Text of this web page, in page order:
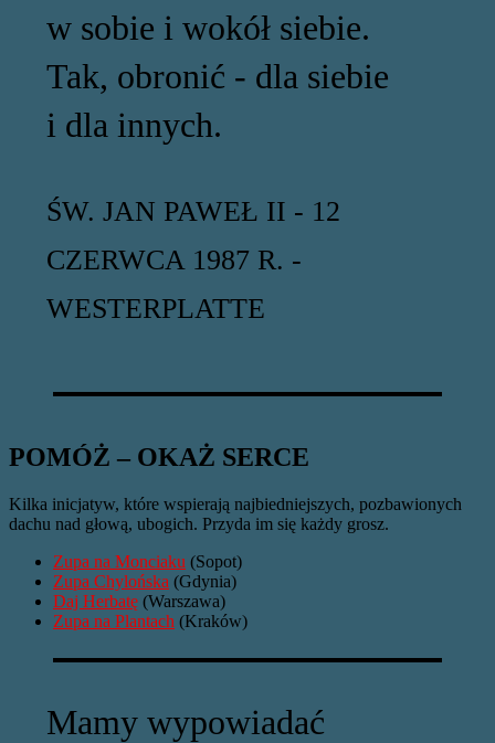
w sobie i wokół siebie.
Tak, obronić - dla siebie
i dla innych.
ŚW. JAN PAWEŁ II - 12
CZERWCA 1987 R. -
WESTERPLATTE
POMÓŻ – OKAŻ SERCE
Kilka inicjatyw, które wspierają najbiedniejszych, pozbawionych
dachu nad głową, ubogich. Przyda im się każdy grosz.
Zupa na Monciaku (Sopot)
Zupa Chylońska (Gdynia)
Daj Herbatę (Warszawa)
Zupa na Plantach (Kraków)
Mamy wypowiadać